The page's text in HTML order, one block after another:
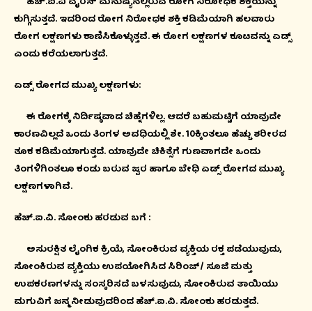
ಕುಗ್ಗಿಸುತ್ತದೆ. ಇದರಿಂದ ರೋಗ ನಿರೋಧಕ ಶಕ್ತಿ ಕಡಿಮೆಯಾಗಿ ಹಲವಾರು
ರೋಗ ಲಕ್ಷಣಗಳು ಕಾಣಿಸಿಕೊಳ್ಳುತ್ತವೆ. ಈ ರೋಗ ಲಕ್ಷಣಗಳ ಕೂಟವನ್ನು ಏಡ್ಸ್
ಎಂದು ಕರೆಯಲಾಗುತ್ತದೆ.
ಏಡ್ಸ್ ರೋಗದ ಮುಖ್ಯ ಲಕ್ಷಣಗಳು:
ಈ ರೋಗಕ್ಕೆ ನಿರ್ದಿಷ್ಠವಾದ ಚಿಹ್ನೆಗಳಿಲ್ಲ. ಆದರೆ ಬಹುಮಟ್ಟಿಗೆ ಯಾವುದೇ
ಕಾರಣವಿಲ್ಲದೆ ಒಂದು ತಿಂಗಳ ಅವಧಿಯಲ್ಲಿ ಶೇ. 10ಕ್ಕಿಂತಲೂ ಹೆಚ್ಚು ಶರೀರದ
ತೂಕ ಕಡಿಮೆಯಾಗುತ್ತದೆ. ಯಾವುದೇ ಚಿಕಿತ್ಸೆಗೆ ಗುಣವಾಗದೇ ಒಂದು
ತಿಂಗಳಿಗಿಂತಲೂ ಕಂಡು ಬರುವ ಜ್ವರ ಹಾಗೂ ಬೇಧಿ ಏಡ್ಸ್ ರೋಗದ ಮುಖ್ಯ
ಲಕ್ಷಣಗಳಾಗಿವೆ.
ಹೆಚ್.ಐ.ವಿ. ಸೋಂಕು ಹರಡುವ ಬಗೆ :
ಅಸುರಕ್ಷಿತ ಲೈಂಗಿಕ ಕ್ರಿಯೆ, ಸೋಂಕಿರುವ ವ್ಯಕ್ತಿಯ ರಕ್ತ ಪಡೆಯುವುದು,
ಸೋಂಕಿರುವ ವ್ಯಕ್ತಿಯು ಉಪಯೋಗಿಸಿದ ಸಿರಿಂಜ್/ ಸೂಜಿ ಮತ್ತು
ಉಪಕರಣಗಳನ್ನು ಸಂಸ್ಕರಿಸದೆ ಬಳಸುವುದು, ಸೋಂಕಿರುವ ತಾಯಿಯು
ಮಗುವಿಗೆ ಜನ್ಮ ನೀಡುವುದರಿಂದ ಹೆಚ್.ಐ.ವಿ. ಸೋಂಕು ಹರಡುತ್ತದೆ.